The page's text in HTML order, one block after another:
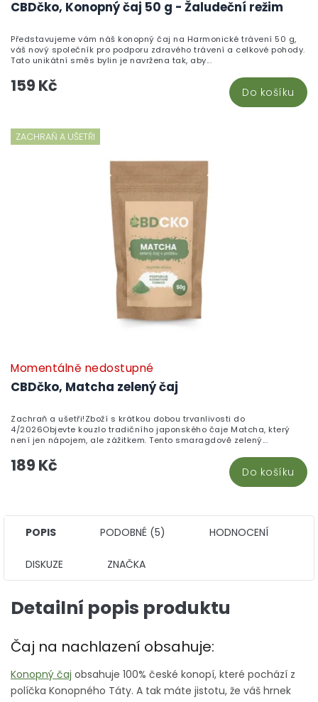
CBDčko, Konopný čaj 50 g - Žaludeční režim
159 Kč Do košíku
Představujeme vám náš konopný čaj na Harmonické trávení 50 g,
váš nový společník pro podporu zdravého trávení a celkové pohody.
Tato unikátní směs bylin je navržena tak, aby...
ZACHRAŇ A UŠETŘI
CBDčko, Matcha zelený čaj
Momentálně nedostupné
189 Kč Do košíku
Zachraň a ušetři!Zboží s krátkou dobou trvanlivosti do
4/2026Objevte kouzlo tradičního japonského čaje Matcha, který
není jen nápojem, ale zážitkem. Tento smaragdově zelený...
POPIS PODOBNÉ (5) HODNOCENÍ
DISKUZE ZNAČKA
Detailní popis produktu
Čaj na nachlazení obsahuje:
Konopný čaj obsahuje 100% české konopí, které pochází z
políčka Konopného Táty. A tak máte jistotu, že váš hrnek